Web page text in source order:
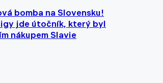
bomba na Slovensku!
jde útočník, který byl
nákupem Slavie